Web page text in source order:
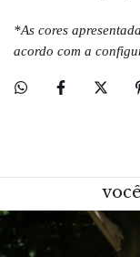
*As cores
acordo com a